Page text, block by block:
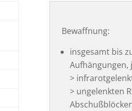
Bewaffnung:
insgesamt bis
Aufhängungen,
>
> ungelenkten